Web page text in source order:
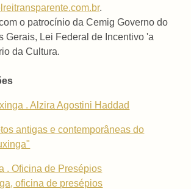
.
o patrocínio da Cemig Governo do
Gerais, Lei Federal de Incentivo 'a
da Cultura.
. Alzira Agostini Haddad
antigas e contemporâneas do
. Oficina de Presépios
oficina de presépios